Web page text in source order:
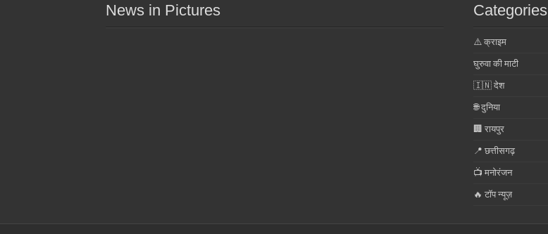
News in Pictures Categories
⚠️ क्राइम
घुरुवा की माटी
🇮🇳 देश
🌐 दुनिया
🏢 रायपुर
📍 छत्तीसगढ़
📺 मनोरंजन
🔥 टॉप न्यूज़